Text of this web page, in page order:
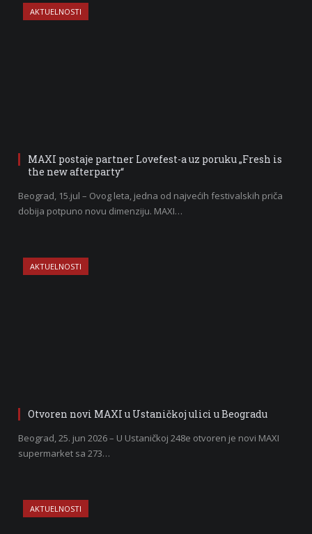
AKTUELNOSTI
MAXI postaje partner Lovefest-a uz poruku „Fresh is
the new afterparty“
Beograd, 15.jul – Ovog leta, jedna od najvećih festivalskih priča
dobija potpuno novu dimenziju. MAXI…
AKTUELNOSTI
Otvoren novi MAXI u Ustaničkoj ulici u Beogradu
Beograd, 25. jun 2026 – U Ustaničkoj 248e otvoren je novi MAXI
supermarket sa 273…
AKTUELNOSTI